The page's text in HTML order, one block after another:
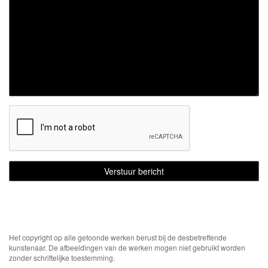
Het copyright op alle getoonde werken berust bij de desbetreffende
kunstenaar. De afbeeldingen van de werken mogen niet gebruikt worden
zonder schriftelijke toestemming.